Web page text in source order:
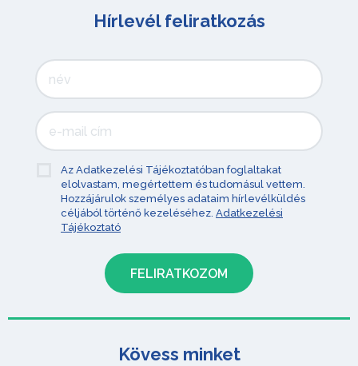
Hírlevél feliratkozás
Az Adatkezelési Tájékoztatóban foglaltakat
elolvastam, megértettem és tudomásul vettem.
Hozzájárulok személyes adataim hírlevélküldés
céljából történő kezeléséhez. Adatkezelési
Tájékoztató
Kövess minket